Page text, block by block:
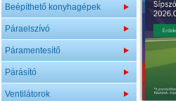
Beépíthető konyhagépek
Páraelszívó
Páramentesítő
Párásító
Ventilátorok